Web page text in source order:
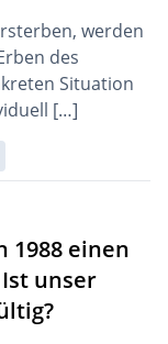
werden
des
Situation
[…]
1988 einen
unser